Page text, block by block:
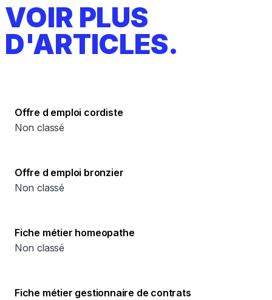
VOIR PLUS
D'ARTICLES.
Offre d emploi cordiste
Non classé
Offre d emploi bronzier
Non classé
Fiche métier homeopathe
Non classé
Fiche métier gestionnaire de contrats